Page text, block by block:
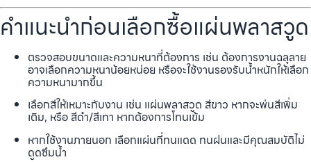
คำแนะนำก่อนเลือกซื้อแผ่นพลาสวูด
ตรวจสอบขนาดและความหนาที่ต้องการ เช่น ต้องการงานฉลุลาย
อาจเลือกความหนาน้อยหน่อย หรือจะใช้งานรองรับน้ำหนักให้เลือก
ความหนามากขึ้น
เลือกสีให้เหมาะกับงาน เช่น แผ่นพลาสวูด สีขาว หากจะพ่นสีเพิ่ม
เติม, หรือ สีดำ/สีเทา หากต้องการโทนเข้ม
หากใช้งานภายนอก เลือกแผ่นที่ทนแดด ทนฝนและมีคุณสมบัติไม่
ดูดซึมน้ำ